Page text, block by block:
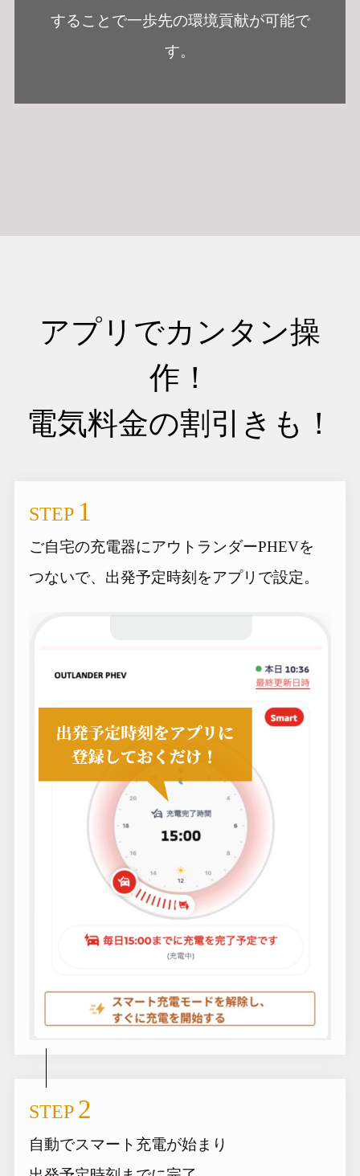
することで一歩先の環境貢献が可能で
す。
アプリでカンタン操
作！
電気料金の割引きも！
STEP 1
ご自宅の充電器にアウトランダーPHEVを
つないで、出発予定時刻をアプリで設定。
STEP 2
自動でスマート充電が始まり